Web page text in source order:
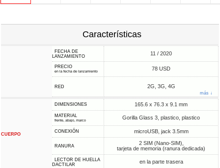
Características
FECHA DE
LANZAMIENTO
11 / 2020
PRECIO
en la fecha de lanzamiento 78 USD
RED 2G, 3G, 4G
más ↓
CUERPO
DIMENSIONES 165.6 x 76.3 x 9.1 mm
MATERIAL
frente, abajo, marco Gorilla Glass 3, plastico, plastico
CONEXIÓN microUSB, jack 3.5mm
RANURA
2 SIM (Nano-SIM),
tarjeta de memoria (ranura dedicada)
LECTOR DE HUELLA
DACTILAR
en la parte trasera